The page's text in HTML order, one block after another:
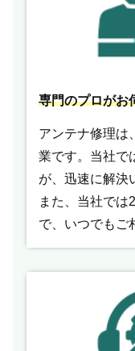
専門のプロがお
アンテナ修理は
業です。当社で
が、迅速に解決
また、当社で
で、いつでもご